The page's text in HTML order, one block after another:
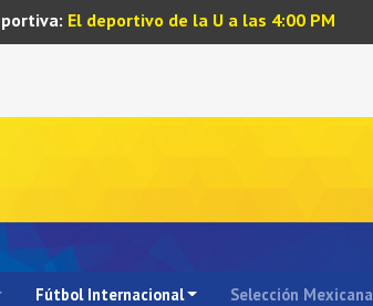
El deportivo de la U a las 4:00 PM
Fútbol Internacional Selección Mexicana